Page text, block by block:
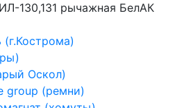
130,131 рычажная БелАК
Оскол)
group (ремни)